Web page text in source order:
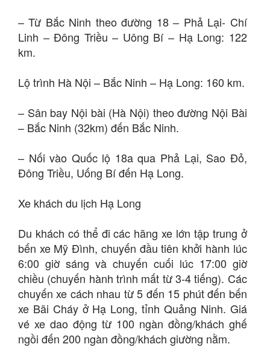
– Từ Bắc Ninh theo đường 18 – Phả Lại- Chí
Linh – Đông Triều – Uông Bí – Hạ Long: 122
km.
Lộ trình Hà Nội – Bắc Ninh – Hạ Long: 160 km.
– Sân bay Nội bài (Hà Nội) theo đường Nội Bài
– Bắc Ninh (32km) đến Bắc Ninh.
– Nối vào Quốc lộ 18a qua Phả Lại, Sao Đỏ,
Đông Triều, Uống Bí đến Hạ Long.
Xe khách du lịch Hạ Long
Du khách có thể đi các hãng xe lớn tập trung ở
bến xe Mỹ Đình, chuyến đầu tiên khởi hành lúc
6:00 giờ sáng và chuyến cuối lúc 17:00 giờ
chiều (chuyến hành trình mất từ 3-4 tiếng). Các
chuyến xe cách nhau từ 5 đến 15 phút đến bến
xe Bãi Cháy ở Hạ Long, tỉnh Quảng Ninh. Giá
vé xe dao động từ 100 ngàn đồng/khách ghế
ngồi đến 200 ngàn đồng/khách giường nằm.